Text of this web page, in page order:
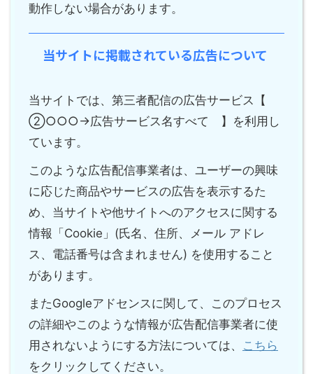
動作しない場合があります。
当サイトに掲載されている広告について
当サイトでは、第三者配信の広告サービス【
②○○○→広告サービス名すべて 】を利用し
ています。
このような広告配信事業者は、ユーザーの興味
に応じた商品やサービスの広告を表示するた
め、当サイトや他サイトへのアクセスに関する
情報「Cookie」(氏名、住所、メール アドレ
ス、電話番号は含まれません) を使用すること
があります。
またGoogleアドセンスに関して、このプロセス
の詳細やこのような情報が広告配信事業者に使
用されないようにする方法については、 こちら
をクリックしてください。